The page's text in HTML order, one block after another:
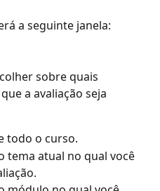
a seguinte janela:
sobre quais
a avaliação seja
todo o curso.
tema atual no qual você